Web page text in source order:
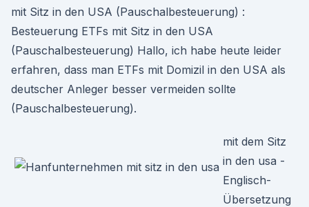
mit Sitz in den USA (Pauschalbesteuerung) :
Besteuerung ETFs mit Sitz in den USA
(Pauschalbesteuerung) Hallo, ich habe heute leider
erfahren, dass man ETFs mit Domizil in den USA als
deutscher Anleger besser vermeiden sollte
(Pauschalbesteuerung).
mit dem Sitz
in den usa -
Englisch-
Übersetzung